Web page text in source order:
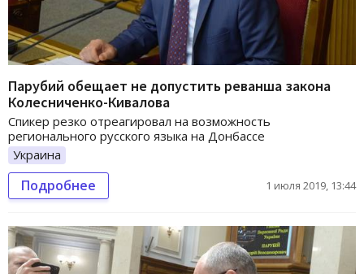
Парубий обещает не допустить реванша закона
Колесниченко-Кивалова
Спикер резко отреагировал на возможность
регионального русского языка на Донбассе
Украина
Подробнее 1 июля 2019, 13:44